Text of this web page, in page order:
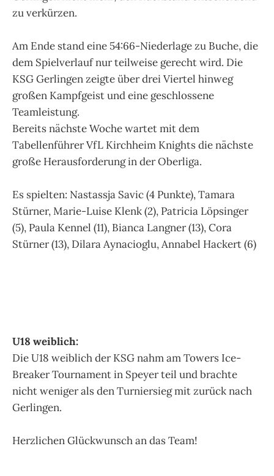
zu verkürzen.
Am Ende stand eine 54:66-Niederlage zu Buche, die
dem Spielverlauf nur teilweise gerecht wird. Die
KSG Gerlingen zeigte über drei Viertel hinweg
großen Kampfgeist und eine geschlossene
Teamleistung.
Bereits nächste Woche wartet mit dem
Tabellenführer VfL Kirchheim Knights die nächste
große Herausforderung in der Oberliga.
Es spielten: Nastassja Savic (4 Punkte), Tamara
Stürner, Marie-Luise Klenk (2), Patricia Löpsinger
(5), Paula Kennel (11), Bianca Langner (13), Cora
Stürner (13), Dilara Aynacioglu, Annabel Hackert (6)
U18 weiblich:
Die U18 weiblich der KSG nahm am Towers Ice-
Breaker Tournament in Speyer teil und brachte
nicht weniger als den Turniersieg mit zurück nach
Gerlingen.
Herzlichen Glückwunsch an das Team!